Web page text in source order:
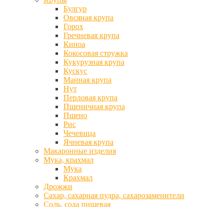
Булгур
Овсяная крупа
Горох
Гречневая крупа
Киноа
Кокосовая стружка
Кукурузная крупа
Кускус
Манная крупа
Нут
Перловая крупа
Пшеничная крупа
Пшено
Рис
Чечевица
Ячневая крупа
Макаронные изделия
Мука, крахмал
Мука
Крахмал
Дрожжи
Сахар, сахарная пудра, сахарозаменители
Соль, сода пищевая